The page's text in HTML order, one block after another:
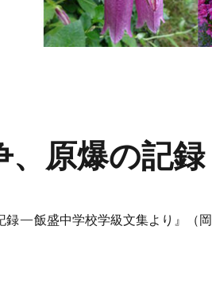
、原爆の記録
録—飯盛中学校学級文集より』（岡